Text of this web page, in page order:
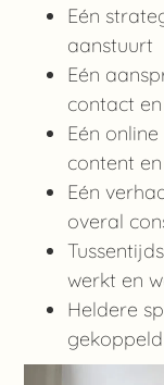
Eén
aanstuurt
Eén
contact
Eén
content
Eén
overal
werkt en
Heldere